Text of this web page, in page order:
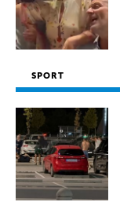
SPORT